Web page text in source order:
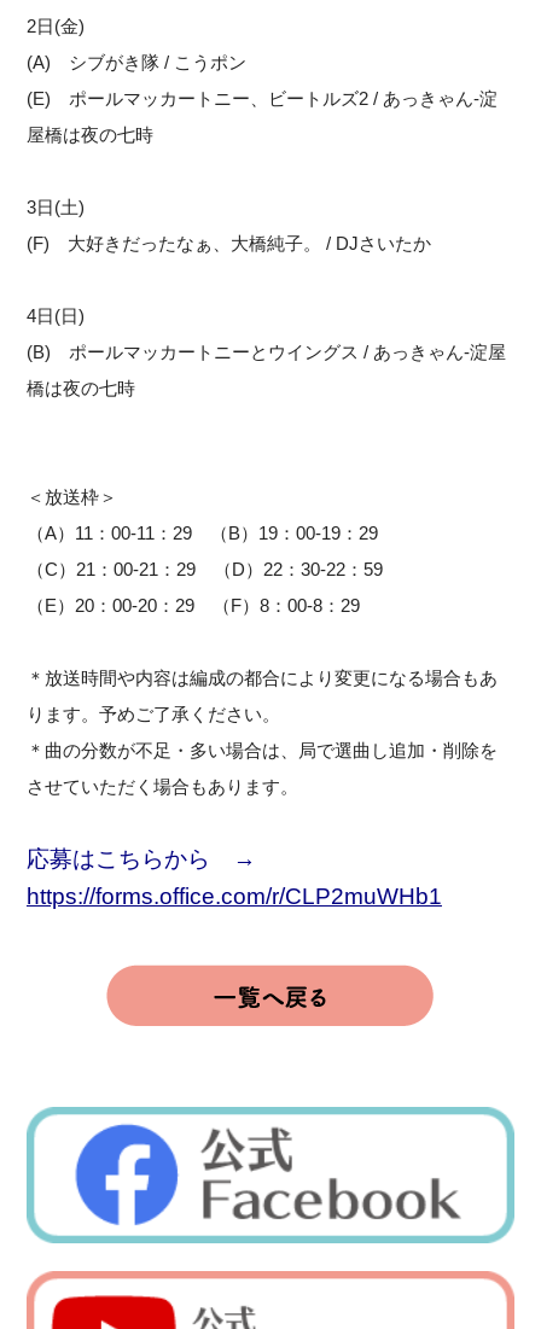
2日(金)
(A) シブがき隊 / こうポン
(E) ポールマッカートニー、ビートルズ2 / あっきゃん-淀
屋橋は夜の七時
3日(土)
(F) 大好きだったなぁ、大橋純子。 / DJさいたか
4日(日)
(B) ポールマッカートニーとウイングス / あっきゃん-淀屋
橋は夜の七時
＜放送枠＞
（A）11：00-11：29 （B）19：00-19：29
（C）21：00-21：29 （D）22：30-22：59
（E）20：00-20：29 （F）8：00-8：29
＊放送時間や内容は編成の都合により変更になる場合もあ
ります。予めご了承ください。
＊曲の分数が不足・多い場合は、局で選曲し追加・削除を
させていただく場合もあります。
応募はこちらから →
https://forms.office.com/r/CLP2muWHb1